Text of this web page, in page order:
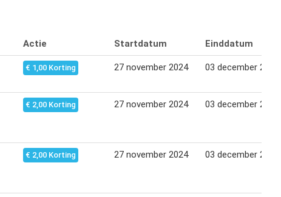
Actie Startdatum Einddatum
€ 1,00 Korting 27 november 2024 03 december 2024
€ 2,00 Korting 27 november 2024 03 december 2024
€ 2,00 Korting 27 november 2024 03 december 2024